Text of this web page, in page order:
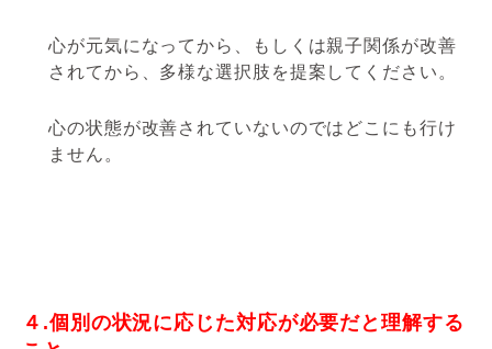
心が元気になってから、もしくは親子関係が改善
されてから、多様な選択肢を提案してください。
心の状態が改善されていないのではどこにも行け
ません。
４.個別の状況に応じた対応が必要だと理解する